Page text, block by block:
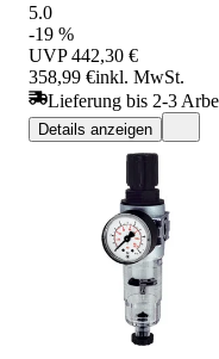
5.0
-19 %
UVP 442,30 €
358,99 €inkl. MwSt.
Lieferung bis 2-3
Details anzeigen